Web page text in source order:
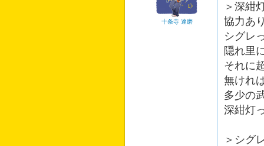
十条寺 達磨
＞深紺
協力あ
シグレ
隠れ里
それに
無けれ
多少の
深紺灯
＞シグ